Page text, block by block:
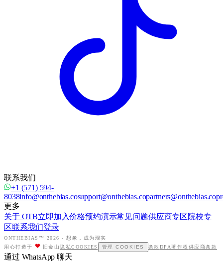
联系我们
+1 (571) 594-
8038info@onthebias.cosupport@onthebias.copartners@onthebias.co
更多
关于 OTB立即加入价格预约演示常见问题供应商专区院校专
区联系我们登录
ONTHEBIAS™ 2026 - 想象，成为现实
用心打造于
旧金山 隐私COOKIES 管理 COOKIES 条款 DPA著作权 供应商条款
通过 WhatsApp 聊天